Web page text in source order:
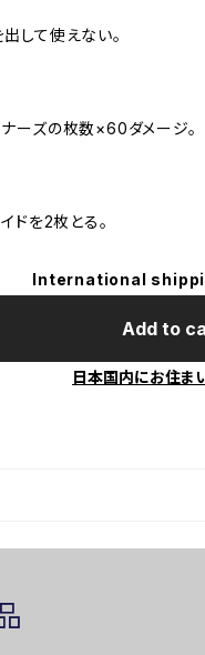
して使えない。
ーズの枚数×60ダメージ。
ドを2枚とる。
International
Add to
日本国内にお住ま